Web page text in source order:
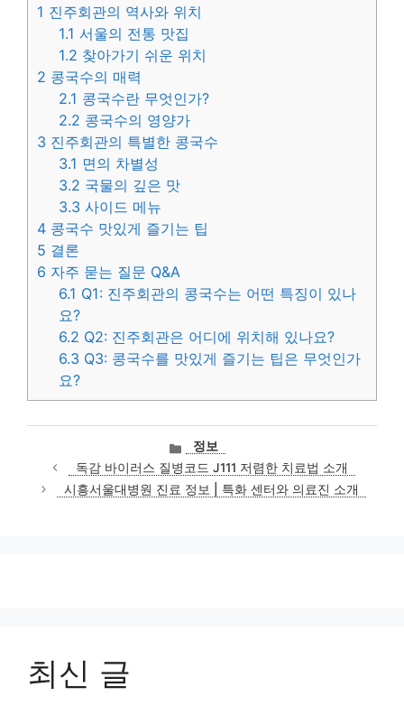
1 진주회관의 역사와 위치
1.1 서울의 전통 맛집
1.2 찾아가기 쉬운 위치
2 콩국수의 매력
2.1 콩국수란 무엇인가?
2.2 콩국수의 영양가
3 진주회관의 특별한 콩국수
3.1 면의 차별성
3.2 국물의 깊은 맛
3.3 사이드 메뉴
4 콩국수 맛있게 즐기는 팁
5 결론
6 자주 묻는 질문 Q&A
6.1 Q1: 진주회관의 콩국수는 어떤 특징이 있나
요?
6.2 Q2: 진주회관은 어디에 위치해 있나요?
6.3 Q3: 콩국수를 맛있게 즐기는 팁은 무엇인가
요?
카
테
고
리
정보
독감 바이러스 질병코드 J111 저렴한 치료법 소개
시흥서울대병원 진료 정보 | 특화 센터와 의료진 소개
최신 글